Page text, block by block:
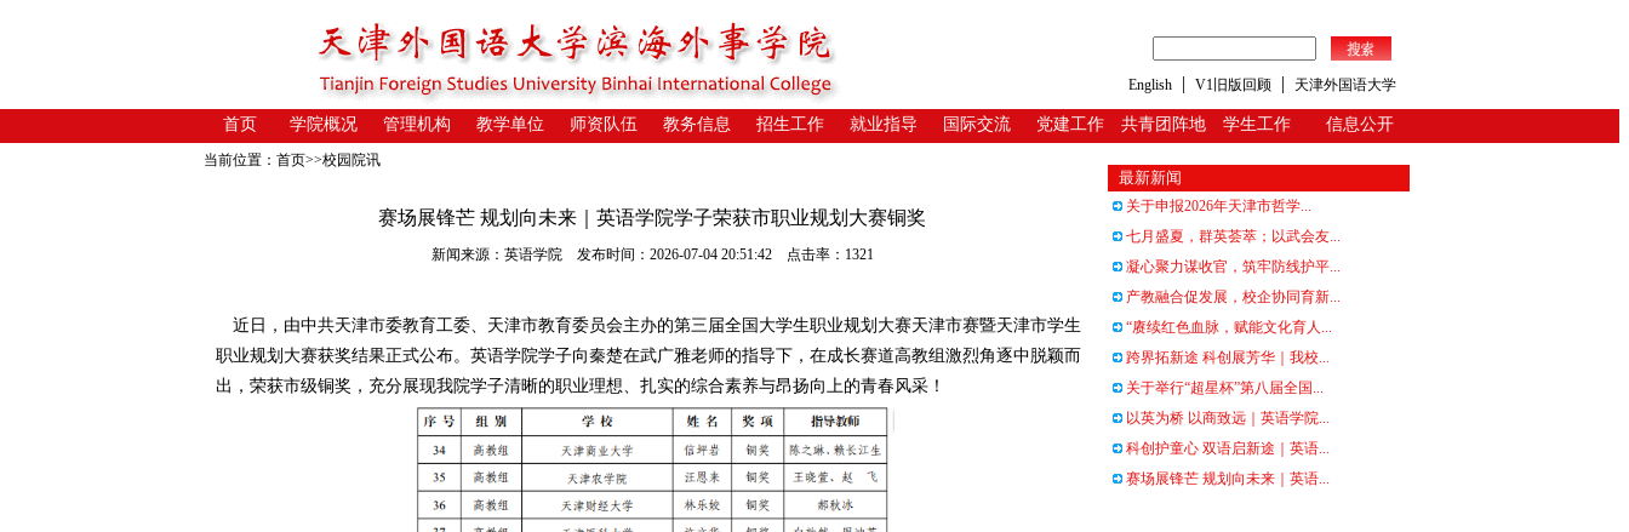
English | V1旧版回顾 | 天津外国语大学
首页 学院概况 管理机构 教学单位 师资队伍 教务信息 招生工作 就业指导 国际交流 党建工作 共青团阵地 学生工作 信息公开
当前位置： 首页>>校园院讯
最新新闻
关于申报2026年天津市哲学...
七月盛夏，群英荟萃；以武会友...
凝心聚力谋收官，筑牢防线护平...
产教融合促发展，校企协同育新...
“赓续红色血脉，赋能文化育人...
跨界拓新途 科创展芳华｜我校...
关于举行“超星杯”第八届全国...
以英为桥 以商致远｜英语学院...
科创护童心 双语启新途｜英语...
赛场展锋芒 规划向未来｜英语...
赛场展锋芒 规划向未来｜英语学院学子荣获市职业规划大赛铜奖
新闻来源：英语学院 发布时间：2026-07-04 20:51:42 点击率：1321
近日，由中共天津市委教育工委、天津市教育委员会主办的第三届全国大学生职业规划大赛天津市赛暨天津市学生
职业规划大赛获奖结果正式公布。 英语学院学子向秦楚在武广雅老师的指导下，在成长赛道高教组激烈角逐中脱颖而
出，荣获市级铜奖，充分展现我院学子清晰的职业理想、扎实的综合素养与昂扬向上的青春风采！